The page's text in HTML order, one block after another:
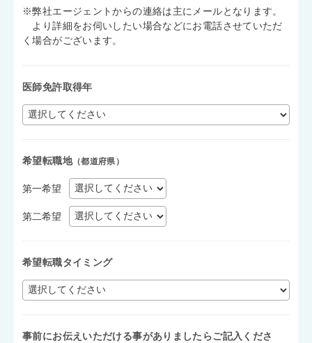
※弊社エージェントからの連絡は主にメールとなります。
より詳細をお伺いしたい場合などにお電話させていただ
く場合がございます。
医師免許取得年
希望転職地（都道府県）
第一希望
第二希望
希望転職タイミング
事前にお伝えいただける事がありましたらご記入くださ